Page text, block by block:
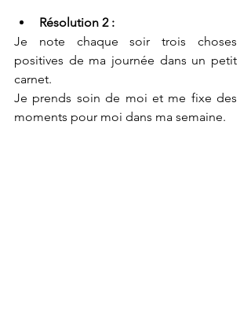
Résolution 2 :
Je note chaque soir trois choses
positives de ma journée dans un petit
carnet.
Je prends soin de moi et me fixe des
moments pour moi dans ma semaine.